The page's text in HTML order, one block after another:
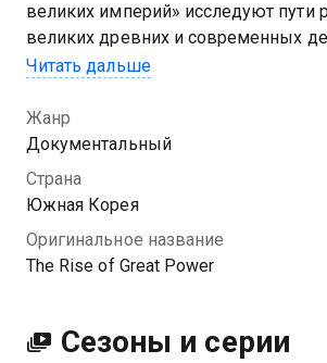
великих империй» исследуют пути
великих древних и современных
раскрыть секрет их мирового
Читать дальше
Жанр
Документальный
Страна
Южная Корея
Оригинальное название
The Rise of Great Power
Сезоны и серии